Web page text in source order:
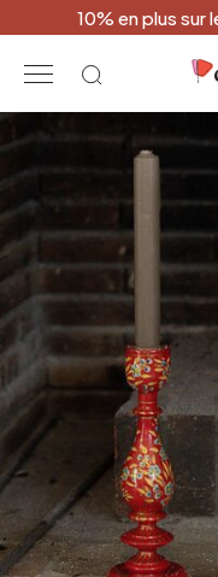
10% en plus sur